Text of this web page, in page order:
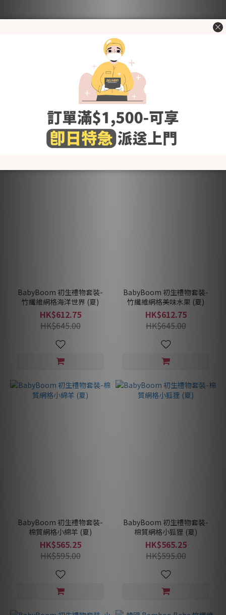
BabyBoom 初生禮物套裝-
棉質通花香甜紅莓 (夏)
HK$612.75
BabyBoom 初生禮物套裝-
棉質通花小野花 (夏)
HK$612.75
HK$645.00
BabyBoom 初生禮物套裝-
竹纖維網格海洋世界 (夏)
HK$612.75
HK$645.00
BabyBoom 初生禮物套裝-
竹纖維網格美味水果 (夏)
HK$612.75
HK$645.00
BabyBoom 初生禮物套裝-
棉質網格小綿羊 (夏)
HK$565.25
HK$595.00
BabyBoom 初生禮物套裝-
棉質網格小狐狸 (夏)
HK$565.25
HK$595.00